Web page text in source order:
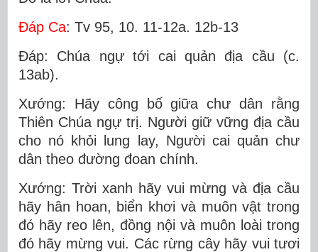
Ðáp Ca: Tv 95, 10. 11-12a. 12b-13
Ðáp: Chúa ngự tới cai quản địa cầu (c.
13ab).
Xướng: Hãy công bố giữa chư dân rằng
Thiên Chúa ngự trị. Người giữ vững địa cầu
cho nó khỏi lung lay, Người cai quản chư
dân theo đường đoan chính.
Xướng: Trời xanh hãy vui mừng và địa cầu
hãy hân hoan, biển khơi và muôn vật trong
đó hãy reo lên, đồng nội và muôn loài trong
đó hãy mừng vui. Các rừng cây hãy vui tươi